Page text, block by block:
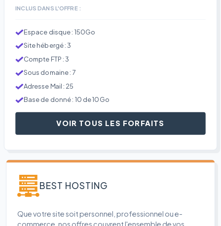
INCLUS DANS L'OFFRE :
Espace disque : 150Go
Site hébergé : 3
Compte FTP : 3
Sous domaine : 7
Adresse Mail : 25
Base de donné : 10 de 10Go
VOIR TOUS LES FORFAITS
BEST HOSTING
Que votre site soit personnel, professionnel ou e-
commerce, nos offres couvrent l'ensemble de vos